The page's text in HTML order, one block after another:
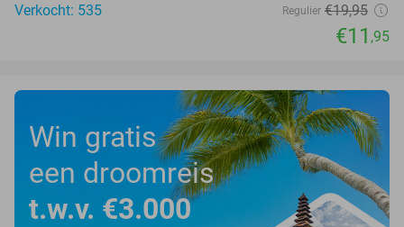
Verkocht: 535
Regulier €19,95
€11 ,95
Win gratis
een droomreis
t.w.v. €3.000